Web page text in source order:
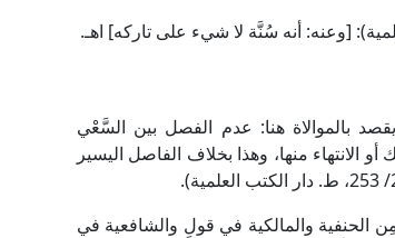
بالموالاة هنا: عدم الفصل بين السَّعْي
منها، وهذا بخلاف الفاصل اليسير
الحنفية والمالكية في قولٍ والشافعية في